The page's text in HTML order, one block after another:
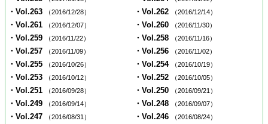
・Vol.263 （2016/12/28） ・Vol.262 （2016/12/14）
・Vol.261 （2016/12/07） ・Vol.260 （2016/11/30）
・Vol.259 （2016/11/22） ・Vol.258 （2016/11/16）
・Vol.257 （2016/11/09） ・Vol.256 （2016/11/02）
・Vol.255 （2016/10/26） ・Vol.254 （2016/10/19）
・Vol.253 （2016/10/12） ・Vol.252 （2016/10/05）
・Vol.251 （2016/09/28） ・Vol.250 （2016/09/21）
・Vol.249 （2016/09/14） ・Vol.248 （2016/09/07）
・Vol.247 （2016/08/31） ・Vol.246 （2016/08/24）